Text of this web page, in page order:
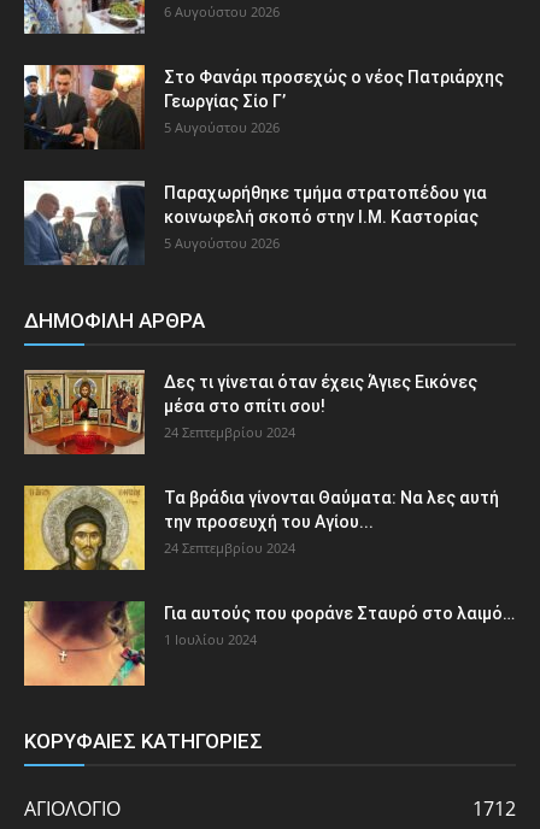
6 Αυγούστου 2026
Στο Φανάρι προσεχώς ο νέος Πατριάρχης
Γεωργίας Σίο Γ’
5 Αυγούστου 2026
Παραχωρήθηκε τμήμα στρατοπέδου για
κοινωφελή σκοπό στην Ι.Μ. Καστορίας
5 Αυγούστου 2026
ΔΗΜΟΦΙΛΗ ΑΡΘΡΑ
Δες τι γίνεται όταν έχεις Άγιες Εικόνες
μέσα στο σπίτι σου!
24 Σεπτεμβρίου 2024
Τα βράδια γίνονται Θαύματα: Να λες αυτή
την προσευχή του Αγίου...
24 Σεπτεμβρίου 2024
Για αυτούς που φοράνε Σταυρό στο λαιμό…
1 Ιουλίου 2024
ΚΟΡΥΦΑΙΕΣ ΚΑΤΗΓΟΡΙΕΣ
ΑΓΙΟΛΟΓΙΟ
1712